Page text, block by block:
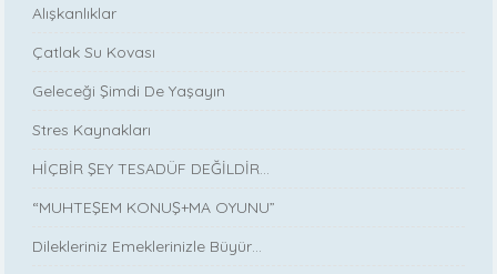
Alışkanlıklar
Çatlak Su Kovası
Geleceği Şimdi De Yaşayın
Stres Kaynakları
HİÇBİR ŞEY TESADÜF DEĞİLDİR...
“MUHTEŞEM KONUŞ+MA OYUNU”
Dilekleriniz Emeklerinizle Büyür…